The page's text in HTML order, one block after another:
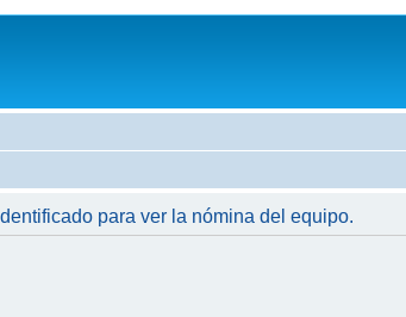
para ver la nómina del equipo.